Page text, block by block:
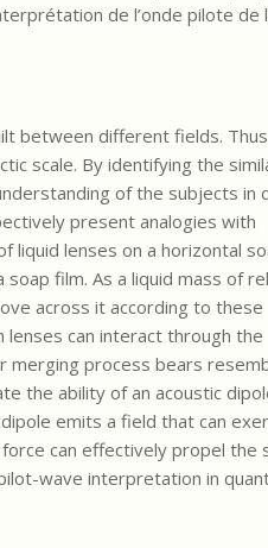
de l’onde pilote de
between different fields.
scale. By identifying the
of the subjects in
present analogies with
liquid lenses on a horizontal
film. As a liquid mass of
across it according to these
can interact through the
process bears
the ability of an acoustic
emits a field that can
can effectively propel the
wave interpretation in